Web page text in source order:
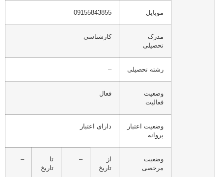
موبایل 09155843855
مدرک
تحصیلی
کارشناسی
رشته تحصیلی –
وضعیت
فعالیت
فعال
وضعیت اعتبار
پروانه
دارای اعتبار
وضعیت
مرخصی
از
تاریخ
–
تا
تاریخ
–